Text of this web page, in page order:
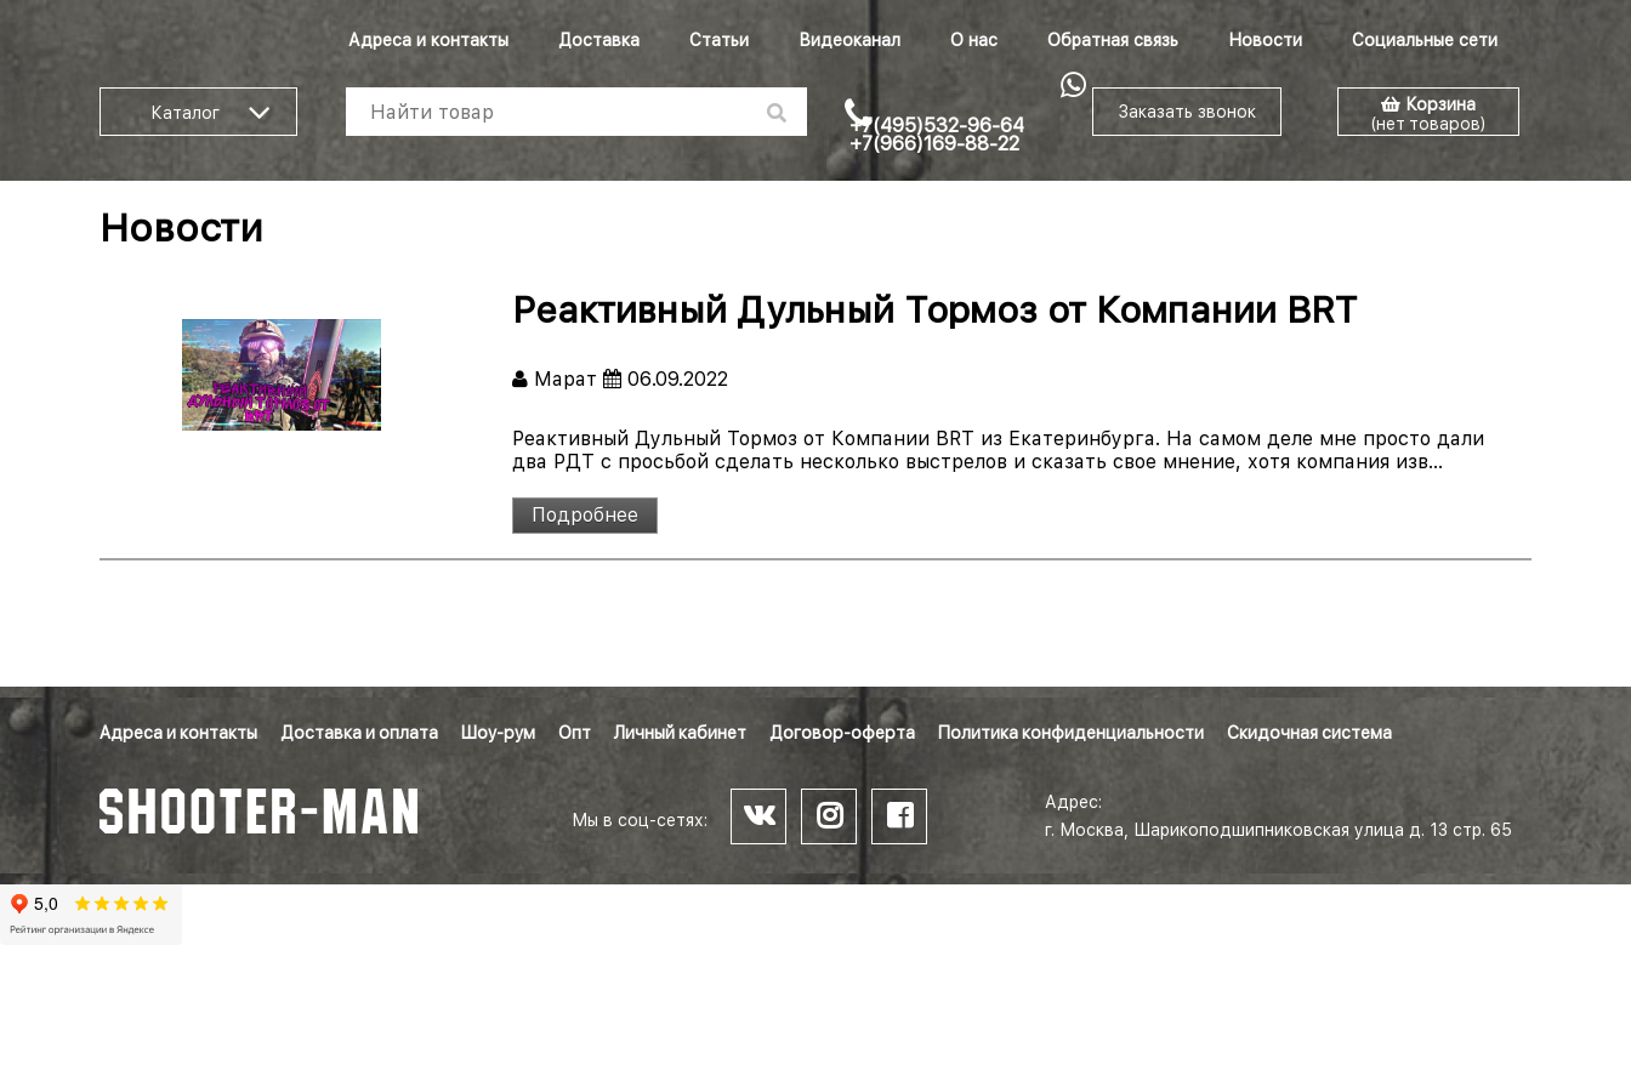
Адреса и контакты Доставка Статьи Видеоканал О нас Обратная связь Новости Социальные сети
Каталог
+7(495)532-96-64
+7(966)169-88-22
Заказать звонок
Корзина
(нет товаров)
Новости
Реактивный Дульный Тормоз от Компании BRT
Марат 06.09.2022
Реактивный Дульный Тормоз от Компании BRT из Екатеринбурга. На самом деле мне просто дали
два РДТ с просьбой сделать несколько выстрелов и сказать свое мнение, хотя компания изв...
Подробнее
Адреса и контакты Доставка и оплата Шоу-рум Опт Личный кабинет Договор-оферта Политика конфиденциальности Скидочная система
Мы в соц-сетях:
Адрес:
г. Москва, Шарикоподшипниковская улица д. 13 стр. 65